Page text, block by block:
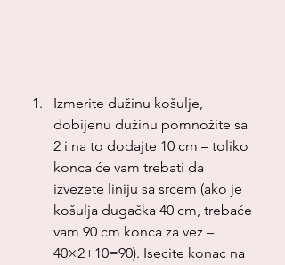
Izmerite dužinu košulje,
dobijenu dužinu pomnožite sa
2 i na to dodajte 10 cm – toliko
konca će vam trebati da
izvezete liniju sa srcem (ako je
košulja dugačka 40 cm, trebaće
vam 90 cm konca za vez –
40×2+10=90). Isecite konac na